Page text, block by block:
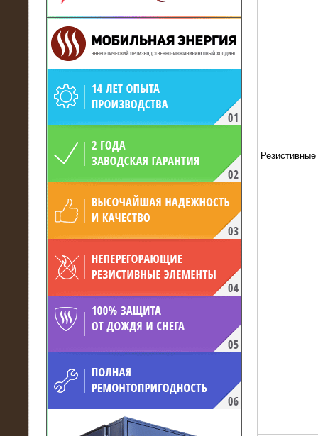
произведён высоковольтный
нагрузочный комплекс 24 МВт с
напряжением 6/10 кВ
15.04.2017
Нагрузочный комплекс 16 МВт с